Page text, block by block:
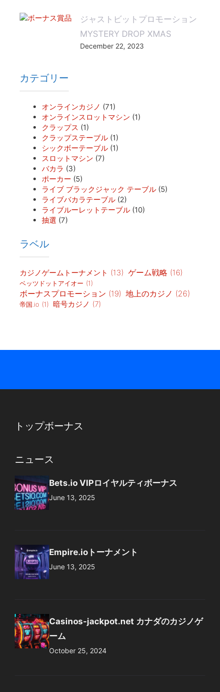
ジャストビットプロモーション
MYSTERY DROP XMAS
December 22, 2023
カテゴリー
オンラインカジノ (71)
オンラインスロットマシン (1)
クラップス (1)
クラップステーブル (1)
シックボーテーブル (1)
スロットマシン (7)
バカラ (3)
ポーカー (5)
ライブ ブラックジャック テーブル (5)
ライブバカラテーブル (2)
ライブルーレットテーブル (10)
抽選 (7)
ラベル
カジノゲームトーナメント (13) ゲーム戦略 (16)
ベッツドットアイオー (1)
ボーナスプロモーション (19) 地上のカジノ (26)
帝国.io (1) 暗号カジノ (7)
トップボーナス
ニュース
Bets.io VIPロイヤルティボーナス
June 13, 2025
Empire.ioトーナメント
June 13, 2025
Casinos-jackpot.net カナダのカジノゲ
ーム
October 25, 2024